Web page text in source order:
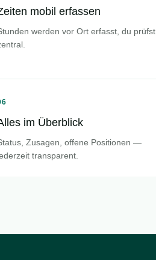
mobil erfassen
werden vor Ort erfasst, du prüfst
im Überblick
Zusagen, offene Positionen —
transparent.